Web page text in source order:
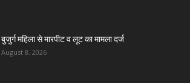
बुजुर्ग महिला से मारपीट व लूट का मामला दर्ज
August 8, 2026